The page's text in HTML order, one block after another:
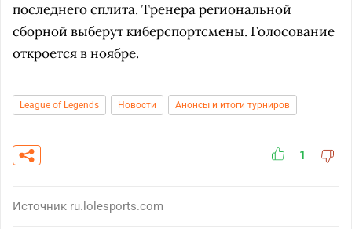
последнего сплита. Тренера региональной
сборной выберут киберспортсмены. Голосование
откроется в ноябре.
League of Legends Новости Анонсы и итоги турниров
1
Источник ru.lolesports.com